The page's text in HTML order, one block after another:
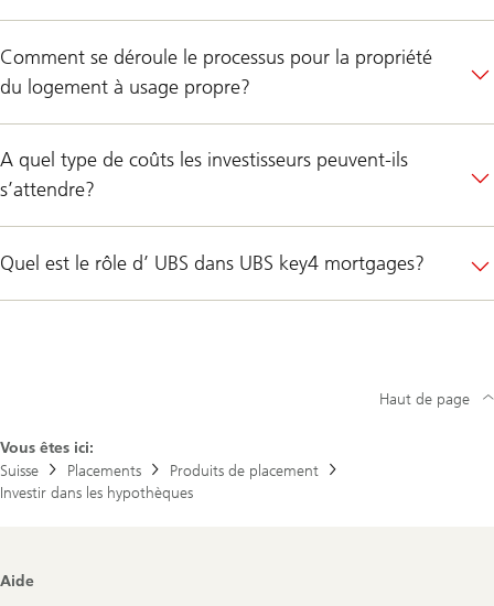
Comment se déroule le processus pour la propriété
du logement à usage propre?
A quel type de coûts les investisseurs peuvent-ils
s’attendre?
Quel est le rôle d’ UBS dans UBS key4 mortgages?
Vous êtes ici:
Suisse
Placements
Produits de placement
Investir dans les hypothèques
Haut de page
Footer
Aide